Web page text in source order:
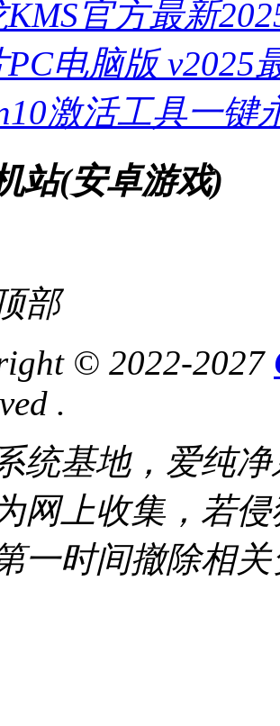
官方最新
电脑版 v2025
激活工具一键
站(安卓游戏)
部
© 2022-2027
.
统基地，爱纯
网上收集，若
一时间撤除相